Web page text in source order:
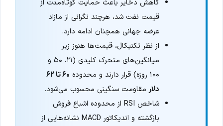
کاهش ذخایر باعث حمایت کوتاه‌مدت از
قیمت نفت شد، هرچند نگرانی از مازاد
عرضه جهانی همچنان ادامه دارد.
از نظر تکنیکال، قیمت‌ها هنوز زیر
میانگین‌های متحرک کلیدی (۲۱، ۵۰ و
۱۰۰ روزه) قرار دارند و محدوده
۶۰ تا ۶۲
دلار مقاومت سنگینی محسوب می‌شود.
شاخص RSI از محدوده اشباع فروش
بازگشته و اندیکاتور MACD نشانه‌هایی از